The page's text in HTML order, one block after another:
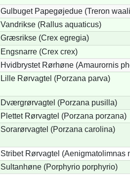
Gulbuget Papegøjedue (Treron
Vandrikse (Rallus aquaticus)
Græsrikse (Crex egregia)
Engsnarre (Crex crex)
Hvidbrystet Rørhøne (Amaurornis
Lille Rørvagtel (Porzana parva)
Dværgrørvagtel (Porzana pusilla)
Plettet Rørvagtel (Porzana porzana)
Sorarørvagtel (Porzana carolina)
Stribet Rørvagtel (Aenigmatolimnas
Sultanhøne (Porphyrio porphyrio)